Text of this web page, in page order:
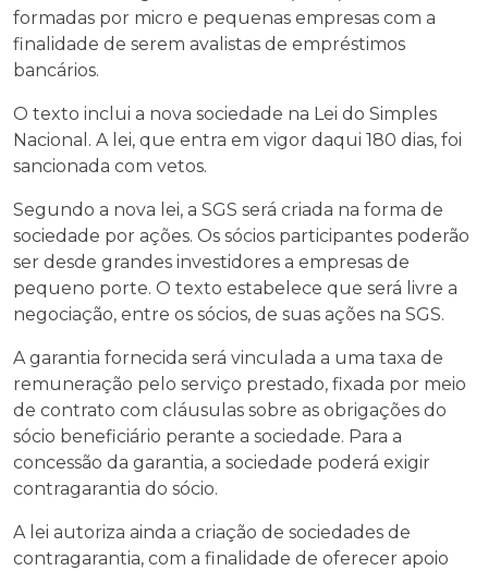
formadas por micro e pequenas empresas com a
finalidade de serem avalistas de empréstimos
bancários.
O texto inclui a nova sociedade na Lei do Simples
Nacional. A lei, que entra em vigor daqui 180 dias, foi
sancionada com vetos.
Segundo a nova lei, a SGS será criada na forma de
sociedade por ações. Os sócios participantes poderão
ser desde grandes investidores a empresas de
pequeno porte. O texto estabelece que será livre a
negociação, entre os sócios, de suas ações na SGS.
A garantia fornecida será vinculada a uma taxa de
remuneração pelo serviço prestado, fixada por meio
de contrato com cláusulas sobre as obrigações do
sócio beneficiário perante a sociedade. Para a
concessão da garantia, a sociedade poderá exigir
contragarantia do sócio.
A lei autoriza ainda a criação de sociedades de
contragarantia, com a finalidade de oferecer apoio